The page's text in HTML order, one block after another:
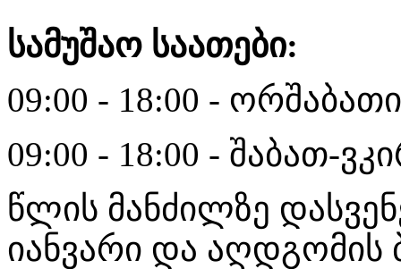
სამუშაო საათები:
09:00 - 18:00 -
09:00 - 18:00 - შაბათ-
წლის მანძილზე
იანვარი და